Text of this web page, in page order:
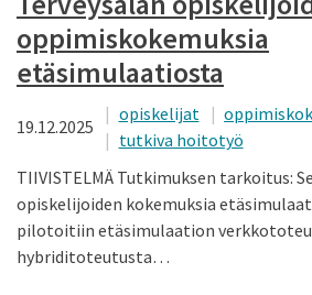
oppimiskokemuksia
etäsimulaatiosta
19.12.2025
opiskelijat
tutkiva hoitotyö
TIIVISTELMÄ Tutkimuksen tarkoitus:
opiskelijoiden kokemuksia
pilotoitiin etäsimulaation
hybriditoteutusta…